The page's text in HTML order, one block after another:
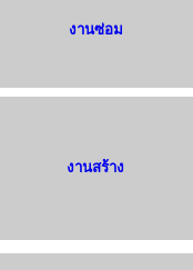
งานซ่อม
งานสร้าง